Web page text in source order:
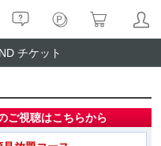
チケット
ご視聴はこちらから